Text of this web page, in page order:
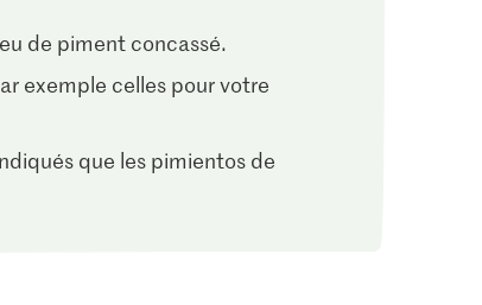
2.25
de piment concassé.
exemple celles pour votre
que les pimientos de